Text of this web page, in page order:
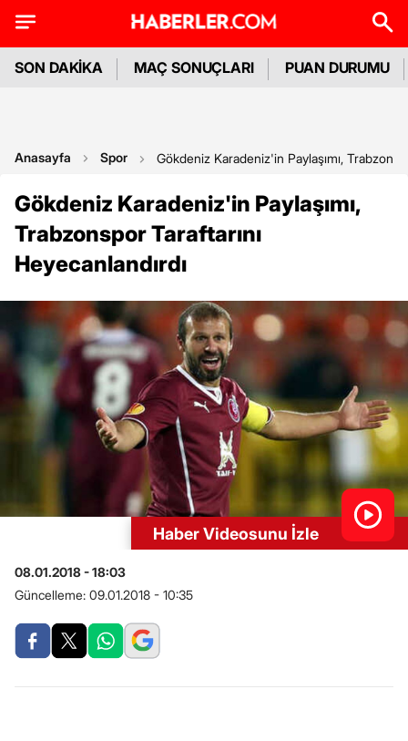
SON DAKİKA MAÇ SONUÇLARI PUAN DURUMU
Anasayfa Spor Gökdeniz Karadeniz'in Paylaşımı,
Gökdeniz Karadeniz'in Paylaşımı,
Trabzonspor Taraftarını
Heyecanlandırdı
Haber Videosunu İzle
08.01.2018 - 18:03
Güncelleme: 09.01.2018 - 10:35